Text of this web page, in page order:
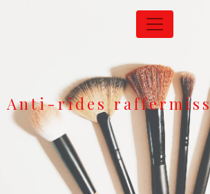
Panneau de gestion des cookies
Anti-rides